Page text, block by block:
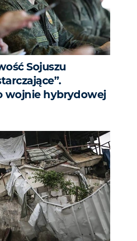
Sojuszu
wojnie hybrydowej